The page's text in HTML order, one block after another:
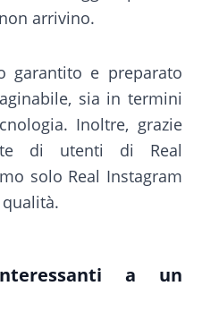
arrivino.
garantito e preparato
sia in termini
Inoltre, grazie
di utenti di Real
solo Real Instagram
a un